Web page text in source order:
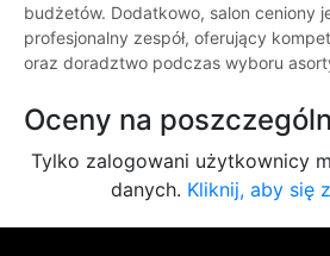
budżetów. Dodatkowo, salon ceniony
profesjonalny zespół, oferujący
oraz doradztwo podczas wyboru
Oceny na
Tylko zalogowani użytkownicy
danych. Kliknij, aby się